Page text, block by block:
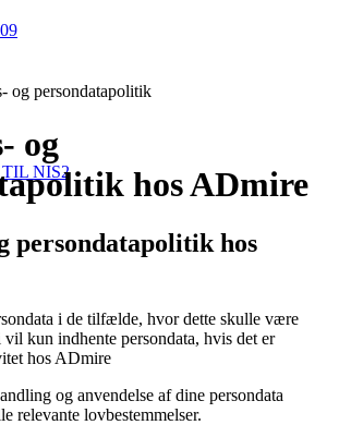
NIS2
og persondatapolitik
og
hos ADmire
persondatapolitik hos
i de tilfælde, hvor dette skulle være
kun indhente persondata, hvis det er
hos ADmire
og anvendelse af dine persondata
relevante lovbestemmelser.